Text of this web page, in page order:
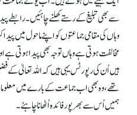
سے بھی تبلیغ کے رستے کھلنے چاہئیں۔ رابطے
وہاں کی مقامی جماعتوں کو اپنے ماحول میں
مخالفت ہوتی ہے وہاں توجہ بھی پیدا ہوتی
ہیں اُن کی رپورٹس یہی ہیں کہ اللہ تعالیٰ
تھے، وہ بھی اب جماعت کے بارے میں
ہمیں اُس سے بھر پور فائدہ اُٹھانا چاہئے۔